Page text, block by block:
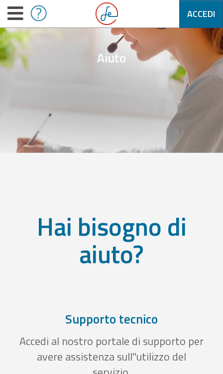
ACCEDI
Aiuto
Hai bisogno di
aiuto?
Supporto tecnico
Accedi al nostro portale di supporto per
avere assistenza sull''utilizzo del